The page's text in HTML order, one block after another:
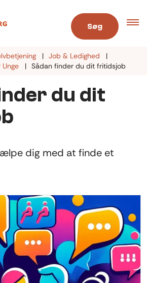
Søg
Job & Ledighed
Sådan finder du dit fritidsjob
du dit
dig med at finde et